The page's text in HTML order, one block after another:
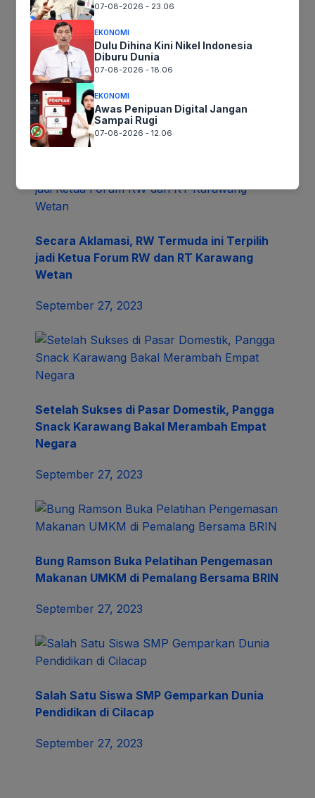
Simpan nama, email, dan situs web saya pada peramban
ini untuk komentar saya berikutnya.
Recent News
Secara Aklamasi, RW Termuda ini Terpilih
jadi Ketua Forum RW dan RT Karawang
Wetan
September 27, 2023
Setelah Sukses di Pasar Domestik, Pangga
Snack Karawang Bakal Merambah Empat
Negara
September 27, 2023
Bung Ramson Buka Pelatihan Pengemasan
Makanan UMKM di Pemalang Bersama BRIN
September 27, 2023
Salah Satu Siswa SMP Gemparkan Dunia
Pendidikan di Cilacap
September 27, 2023
07-08-2026 - 23.06
EKONOMI
Dulu Dihina Kini Nikel Indonesia
Diburu Dunia
07-08-2026 - 18.06
EKONOMI
Awas Penipuan Digital Jangan
Sampai Rugi
07-08-2026 - 12.06